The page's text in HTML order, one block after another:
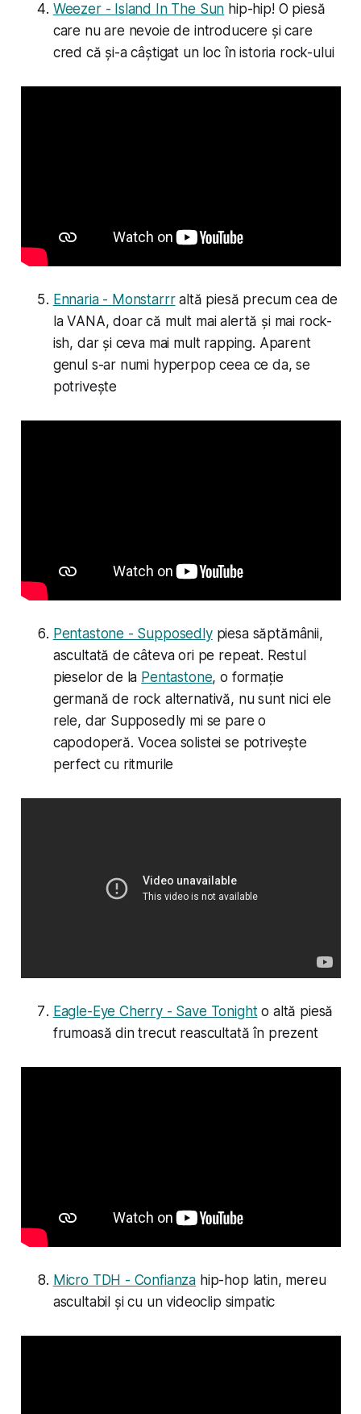
Weezer - Island In The Sun hip-hip! O piesă
care nu are nevoie de introducere și care
cred că și-a câștigat un loc în istoria rock-ului
Ennaria - Monstarrraltă piesă precum cea de
la VANA, doar că mult mai alertă și mai rock-
ish, dar și ceva mai mult rapping. Aparent
genul s-ar numi hyperpop ceea ce da, se
potrivește
Pentastone - Supposedlypiesa săptămânii,
ascultată de câteva ori pe repeat. Restul
pieselor de la Pentastone, o formație
germană de rock alternativă, nu sunt nici ele
rele, dar Supposedly mi se pare o
capodoperă. Vocea solistei se potrivește
perfect cu ritmurile
Eagle-Eye Cherry - Save Tonighto altă piesă
frumoasă din trecut reascultată în prezent
Micro TDH - Confianza hip-hop latin, mereu
ascultabil și cu un videoclip simpatic